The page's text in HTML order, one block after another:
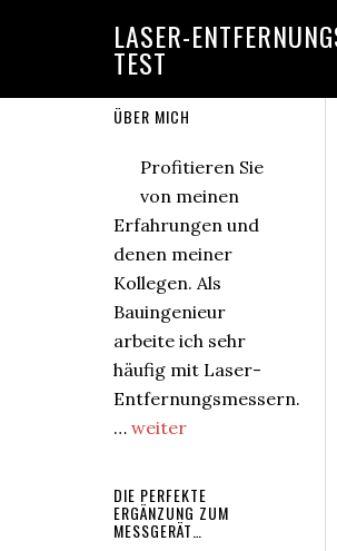
LASER-
TEST
Zweite
Seitenspalte
ÜBER MICH
Profitieren Sie
von meinen
Erfahrungen und
denen meiner
Kollegen. Als
Bauingenieur
arbeite ich sehr
häufig mit Laser-
Entfernungsmessern.
… weiterÜberÜber
DIE PERFEKTE
ERGÄNZUNG ZUM
MESSGERÄT…